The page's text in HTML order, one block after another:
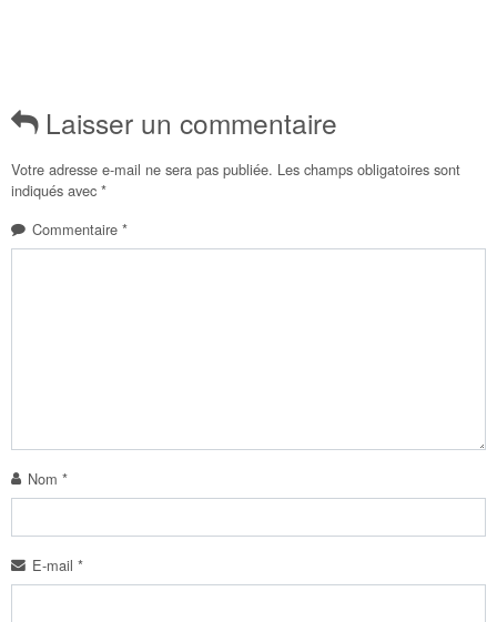
Laisser un commentaire
Votre adresse e-mail ne sera pas publiée. Les champs obligatoires sont
indiqués avec *
Commentaire *
Nom *
E-mail *